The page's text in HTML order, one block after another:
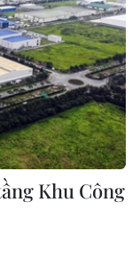
Khu Công